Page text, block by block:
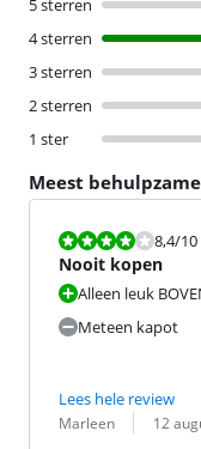
5 sterren
4 sterren
3 sterren
2 sterren
1 ster
Meest
Beoordeling is 8,4 van de
8,4/10
Nooit kopen
Alleen leuk
Meteen kapot
Lees hele review
Beoordeling door:
Marleen
Datum: 12